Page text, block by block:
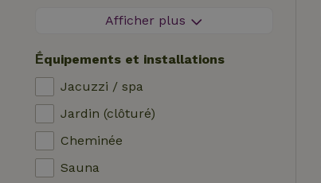
Dans les champs
Dans les polders
En montagne
Maison isolée
Dans le verger
Pêche à proximité
Afficher plus
Ḗquipements et installations
Jacuzzi / spa
Jardin (clôturé)
Cheminée
Sauna